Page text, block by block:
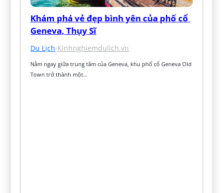
Khám phá vẻ đẹp bình yên của phố cổ
Geneva, Thụy Sĩ
Du Lịch·Kinhnghiemdulich.vn
Nằm ngay giữa trung tâm của Geneva, khu phố cổ Geneva Old
Town trở thành một…